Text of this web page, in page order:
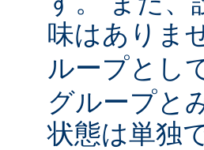
味はありま
ループとし
グループと
状態は単独